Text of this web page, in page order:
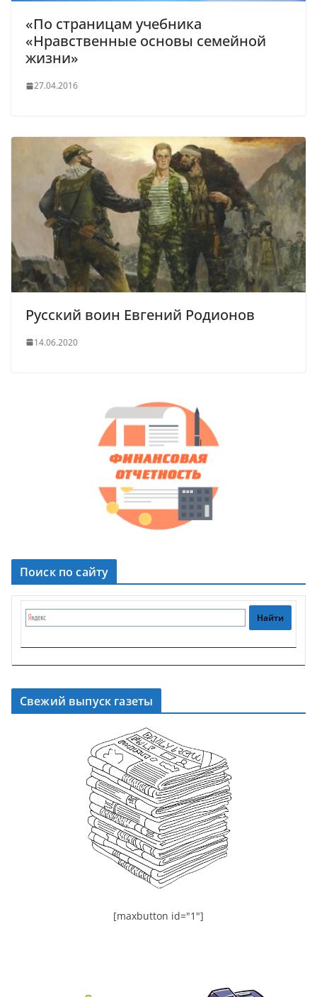
«По страницам учебника
«Нравственные основы семейной
жизни»
27.04.2016
Русский воин Евгений Родионов
14.06.2020
Поиск по сайту
Свежий выпуск газеты
[maxbutton id="1"]